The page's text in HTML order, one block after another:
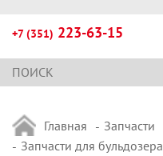
+7 (351) 223-63-15
Главная
Запчасти
Запчасти для